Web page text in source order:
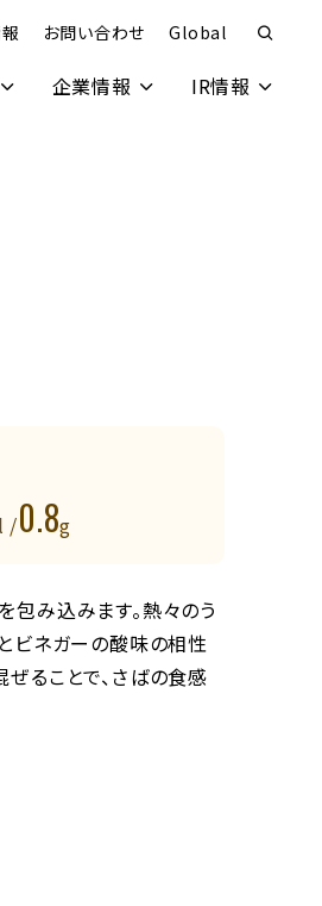
お問い合わせ Global
企業情報 IR情報
/0.8g
包み込みます。熱々のう
ビネガーの酸味の相性
ることで、さばの食感